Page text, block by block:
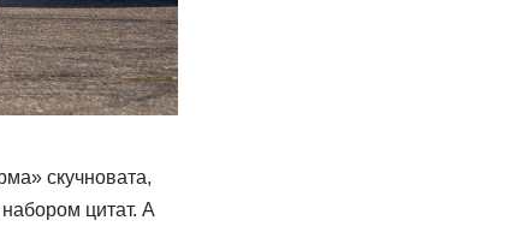
скучновата,
цитат. А